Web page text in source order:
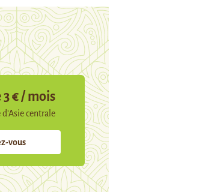
€ / mois
centrale
vous